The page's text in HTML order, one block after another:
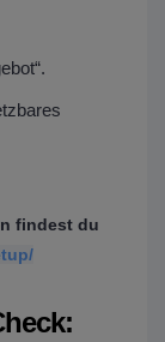
findest du